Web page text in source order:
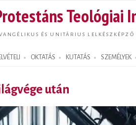
Teológiai
ÉS UNITÁRIUS LELKÉSZKÉPZŐ
OKTATÁS KUTATÁS SZEMÉLYEK
után